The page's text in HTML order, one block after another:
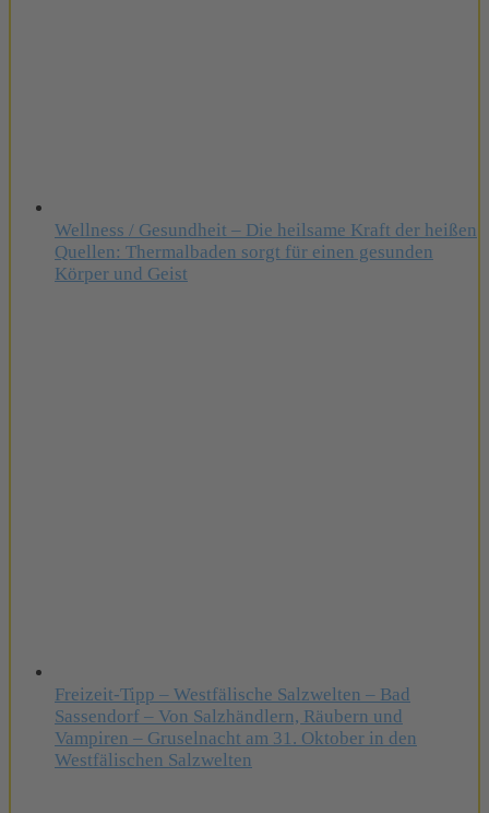
Wellness / Gesundheit – Die heilsame Kraft der heißen
Quellen: Thermalbaden sorgt für einen gesunden
Körper und Geist
Freizeit-Tipp – Westfälische Salzwelten – Bad
Sassendorf – Von Salzhändlern, Räubern und
Vampiren – Gruselnacht am 31. Oktober in den
Westfälischen Salzwelten